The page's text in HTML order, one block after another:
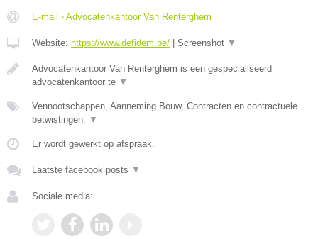
E-mail › Advocatenkantoor Van Renterghem
Website: https://www.defidem.be/ Screenshot ▼
Advocatenkantoor Van Renterghem is een gespecialiseerd
advocatenkantoor te ▼
Vennootschappen, Aanneming Bouw, Contracten en contractuele
betwistingen, ▼
Er wordt gewerkt op afspraak.
Laatste facebook posts ▼
Sociale media: